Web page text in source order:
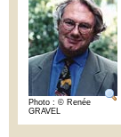
Photo : © Renée
GRAVEL